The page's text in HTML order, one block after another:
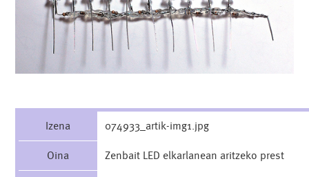
Izena 074933_artik-img1.jpg
Oina Zenbait LED elkarlanean aritzeko prest